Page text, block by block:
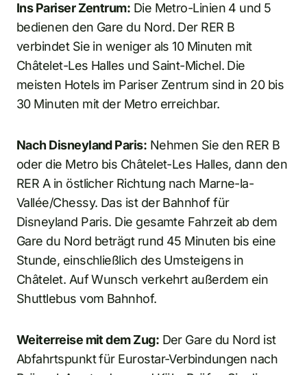
Ins Pariser Zentrum: Die Metro-Linien 4 und 5
bedienen den Gare du Nord. Der RER B
verbindet Sie in weniger als 10 Minuten mit
Châtelet-Les Halles und Saint-Michel. Die
meisten Hotels im Pariser Zentrum sind in 20 bis
30 Minuten mit der Metro erreichbar.
Nach Disneyland Paris: Nehmen Sie den RER B
oder die Metro bis Châtelet-Les Halles, dann den
RER A in östlicher Richtung nach Marne-la-
Vallée/Chessy. Das ist der Bahnhof für
Disneyland Paris. Die gesamte Fahrzeit ab dem
Gare du Nord beträgt rund 45 Minuten bis eine
Stunde, einschließlich des Umsteigens in
Châtelet. Auf Wunsch verkehrt außerdem ein
Shuttlebus vom Bahnhof.
Weiterreise mit dem Zug: Der Gare du Nord ist
Abfahrtspunkt für Eurostar-Verbindungen nach